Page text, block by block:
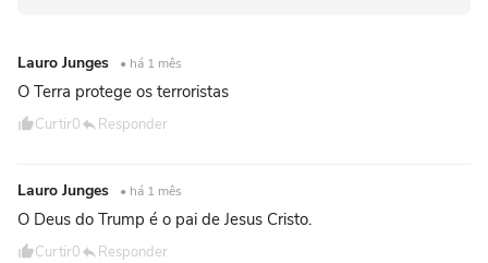
Lauro Junges • há 1 mês
O Terra protege os terroristas
Curtir0 Responder
Lauro Junges • há 1 mês
O Deus do Trump é o pai de Jesus Cristo.
Curtir0 Responder